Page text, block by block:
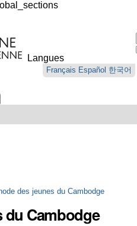
Langues
Français Español 한국어
des jeunes du Cambodge
du Cambodge